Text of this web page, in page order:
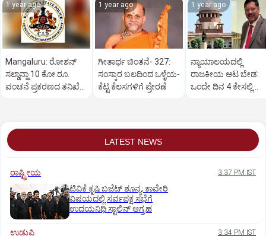
1 year ago
Mangaluru: ರೋಶನ್‌
ಸಲ್ಡಾನ್ಹಾ 10 ಕೋ.ರೂ.
ವಂಚನೆ ಪ್ರಕರಣದ ತನಿಖೆ
1 year ago
ಗೀತಾರ್ಥ ಚಿಂತನೆ- 327:
ಸಂಸ್ಕಾರ ಬಲದಿಂದ ಒಳ್ಳೆಯ-
ಕೆಟ್ಟ ಕೆಲಸಗಳಿಗೆ ಪ್ರೇರಣೆ
1 year ago
ನ್ಯಾಯಾಲಯದಲ್ಲಿ
ರಾಜಕೀಯ ಆಟ ಬೇಡ:
ಒಂದೇ ದಿನ 4 ಕೇಸಲ್ಲಿ
LATEST NEWS
ರಾಷ್ಟ್ರೀಯ 3:37 PM IST
ಟಿವಿಕೆ ಕೃಷಿ ಬಜೆಟ್ ಶೂನ್ಯ; ಕಾವೇರಿ
ವಿಷಯದಲ್ಲಿ ಸರ್ವಪಕ್ಷ ಸಭೆಗೆ
ಉದಯನಿಧಿ ಸ್ಟಾಲಿನ್ ಆಗ್ರಹ
ಉಡುಪಿ 3:34 PM IST